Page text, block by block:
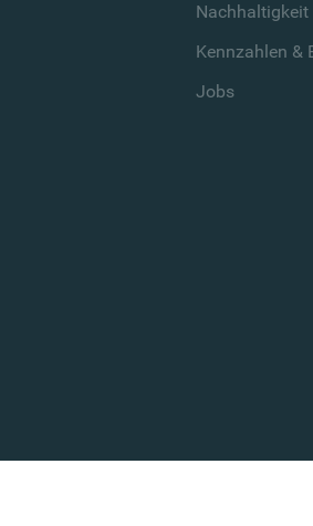
Nachhaltigkeit
Kennzahlen &
Jobs